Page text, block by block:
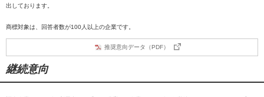
出しております。
商標対象は、回答者数が100人以上の企業です。
推奨意向データ（PDF）
継続意向